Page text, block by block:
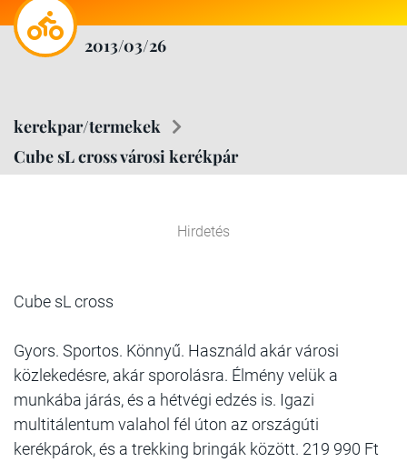
2013/03/26
kerekpar/termekek
Cube sL cross városi kerékpár
Hirdetés
Cube sL cross
Gyors. Sportos. Könnyű. Használd akár városi
közlekedésre, akár sporolásra. Élmény velük a
munkába járás, és a hétvégi edzés is. Igazi
multitálentum valahol fél úton az országúti
kerékpárok, és a trekking bringák között. 219 990 Ft